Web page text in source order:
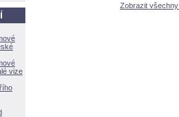
vize
Zobrazit